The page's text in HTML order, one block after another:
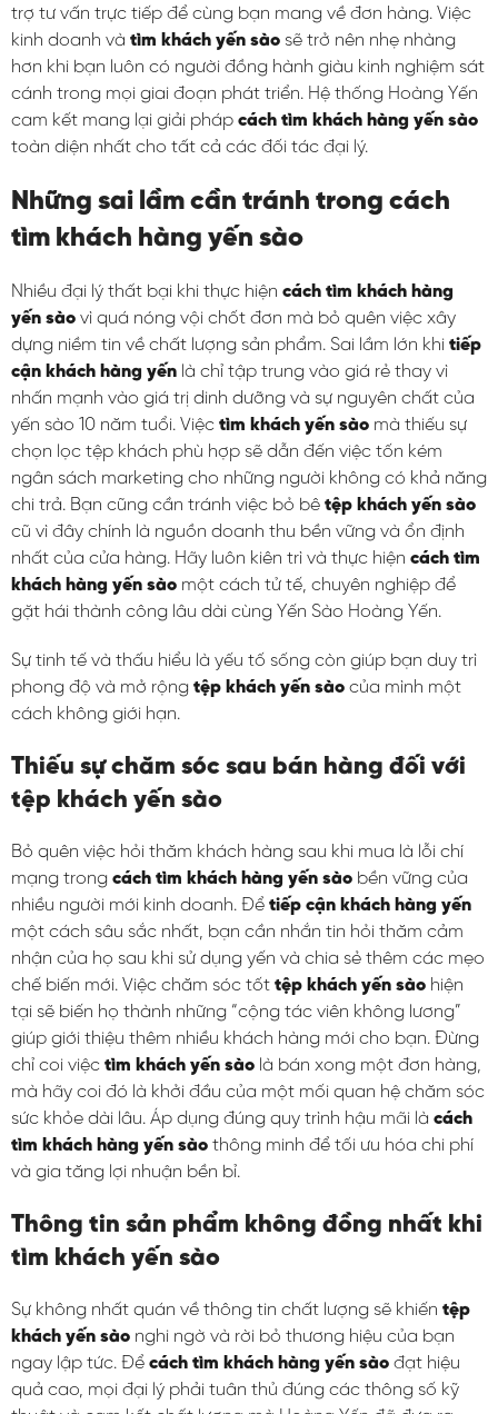
trợ tư vấn trực tiếp để cùng bạn mang về đơn hàng. Việc
kinh doanh và tìm khách yến sào sẽ trở nên nhẹ nhàng
hơn khi bạn luôn có người đồng hành giàu kinh nghiệm sát
cánh trong mọi giai đoạn phát triển. Hệ thống Hoàng Yến
cam kết mang lại giải pháp cách tìm khách hàng yến sào
toàn diện nhất cho tất cả các đối tác đại lý.
Những sai lầm cần tránh trong cách
tìm khách hàng yến sào
Nhiều đại lý thất bại khi thực hiện cách tìm khách hàng
yến sào vì quá nóng vội chốt đơn mà bỏ quên việc xây
dựng niềm tin về chất lượng sản phẩm. Sai lầm lớn khi tiếp
cận khách hàng yến là chỉ tập trung vào giá rẻ thay vì
nhấn mạnh vào giá trị dinh dưỡng và sự nguyên chất của
yến sào 10 năm tuổi. Việc tìm khách yến sào mà thiếu sự
chọn lọc tệp khách phù hợp sẽ dẫn đến việc tốn kém
ngân sách marketing cho những người không có khả năng
chi trả. Bạn cũng cần tránh việc bỏ bê tệp khách yến sào
cũ vì đây chính là nguồn doanh thu bền vững và ổn định
nhất của cửa hàng. Hãy luôn kiên trì và thực hiện cách tìm
khách hàng yến sào một cách tử tế, chuyên nghiệp để
gặt hái thành công lâu dài cùng Yến Sào Hoàng Yến.
Sự tinh tế và thấu hiểu là yếu tố sống còn giúp bạn duy trì
phong độ và mở rộng tệp khách yến sào của mình một
cách không giới hạn.
Thiếu sự chăm sóc sau bán hàng đối với
tệp khách yến sào
Bỏ quên việc hỏi thăm khách hàng sau khi mua là lỗi chí
mạng trong cách tìm khách hàng yến sào bền vững của
nhiều người mới kinh doanh. Để tiếp cận khách hàng yến
một cách sâu sắc nhất, bạn cần nhắn tin hỏi thăm cảm
nhận của họ sau khi sử dụng yến và chia sẻ thêm các mẹo
chế biến mới. Việc chăm sóc tốt tệp khách yến sào hiện
tại sẽ biến họ thành những “cộng tác viên không lương”
giúp giới thiệu thêm nhiều khách hàng mới cho bạn. Đừng
chỉ coi việc tìm khách yến sào là bán xong một đơn hàng,
mà hãy coi đó là khởi đầu của một mối quan hệ chăm sóc
sức khỏe dài lâu. Áp dụng đúng quy trình hậu mãi là cách
tìm khách hàng yến sào thông minh để tối ưu hóa chi phí
và gia tăng lợi nhuận bền bỉ.
Thông tin sản phẩm không đồng nhất khi
tìm khách yến sào
Sự không nhất quán về thông tin chất lượng sẽ khiến tệp
khách yến sào nghi ngờ và rời bỏ thương hiệu của bạn
ngay lập tức. Để cách tìm khách hàng yến sào đạt hiệu
quả cao, mọi đại lý phải tuân thủ đúng các thông số kỹ